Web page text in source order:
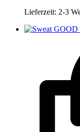
Lieferzeit: 2-3